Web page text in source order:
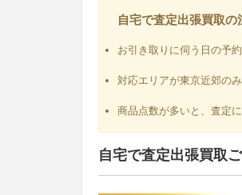
自宅で査定出張買取の
お引き取りに伺う日の予
対応エリアが東京近郊の
商品点数が多いと、査定
自宅で査定出張買取